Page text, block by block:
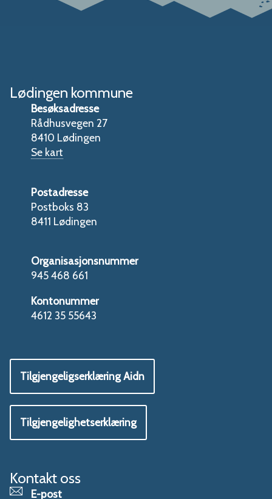
Lødingen kommune
Besøksadresse
Rådhusvegen 27
8410 Lødingen
Se kart
Postadresse
Postboks 83
8411 Lødingen
Organisasjonsnummer
945 468 661
Kontonummer
4612 35 55643
Tilgjengeligserklæring Aidn
Tilgjengelighetserklæring
Kontakt oss
E-post